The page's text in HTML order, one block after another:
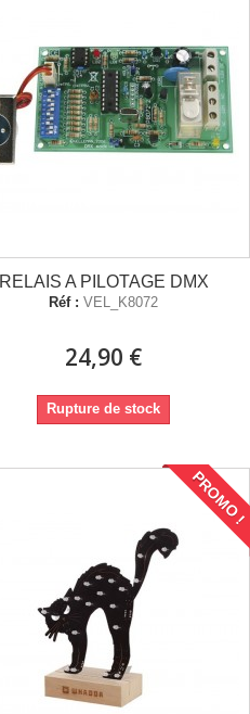
RELAIS A PILOTAGE DMX
Réf : VEL_K8072
24,90 €
Rupture de stock
PROMO !